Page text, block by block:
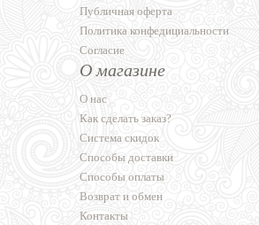
Публичная оферта
Политика конфедициальности
Согласие
О магазине
О нас
Как сделать заказ?
Система скидок
Способы доставки
Способы оплаты
Возврат и обмен
Контакты